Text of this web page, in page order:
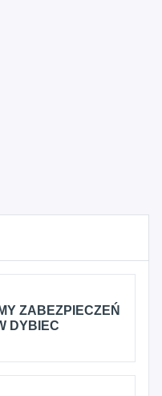
ZABEZPIECZEŃ
DYBIEC